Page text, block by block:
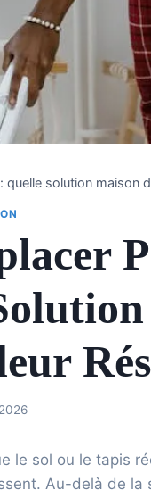
solution maison
le sol ou le tapis
Au-delà de la